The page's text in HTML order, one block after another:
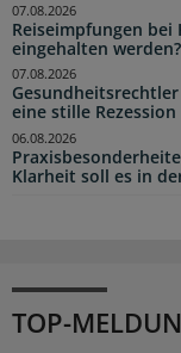
Reiseimpfungen bei
eingehalten werden?
07.08.2026
eine stille
07.08.2026
Klarheit soll es in
06.08.2026
TOP-